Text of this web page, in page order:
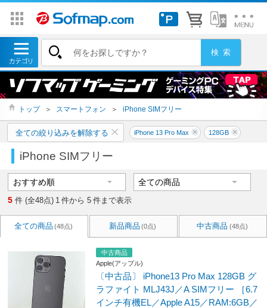
トップ ＞ スマートフォン ＞ iPhone SIMフリー
全ての絞り込みを解除する iPhone 13 Pro Max 128GB
iPhone SIMフリー
5 件 (全48点) 1 件から 5 件まで表示
全ての商品 (48点) 新品商品 (0点) 中古商品 (48点)
中古商品
Apple(アップル)
〔中古品〕 iPhone13 Pro Max 128GB グ
ラファイト MLJ43J／A SIMフリー ［6.7
インチ有機EL／Apple A15／RAM:6GB／